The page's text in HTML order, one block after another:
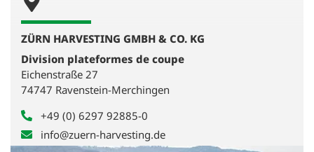
ZÜRN HARVESTING GMBH & CO. KG
Division plateformes de coupe
Eichenstraße 27
74747 Ravenstein-Merchingen
+49 (0) 6297 92885-0
info@zuern-harvesting.de